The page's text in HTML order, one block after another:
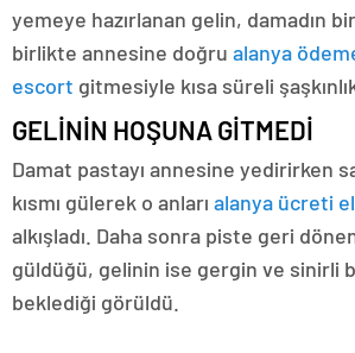
yemeye hazırlanan gelin, damadın
birlikte annesine doğru alanya
escort gitmesiyle kısa süreli
GELİNİN HOŞUNA GİTMEDİ
Damat pastayı annesine yedirirken
kısmı gülerek o anları alanya ücreti
alkışladı. Daha sonra piste geri
güldüğü, gelinin ise gergin ve sinirli
beklediği görüldü.